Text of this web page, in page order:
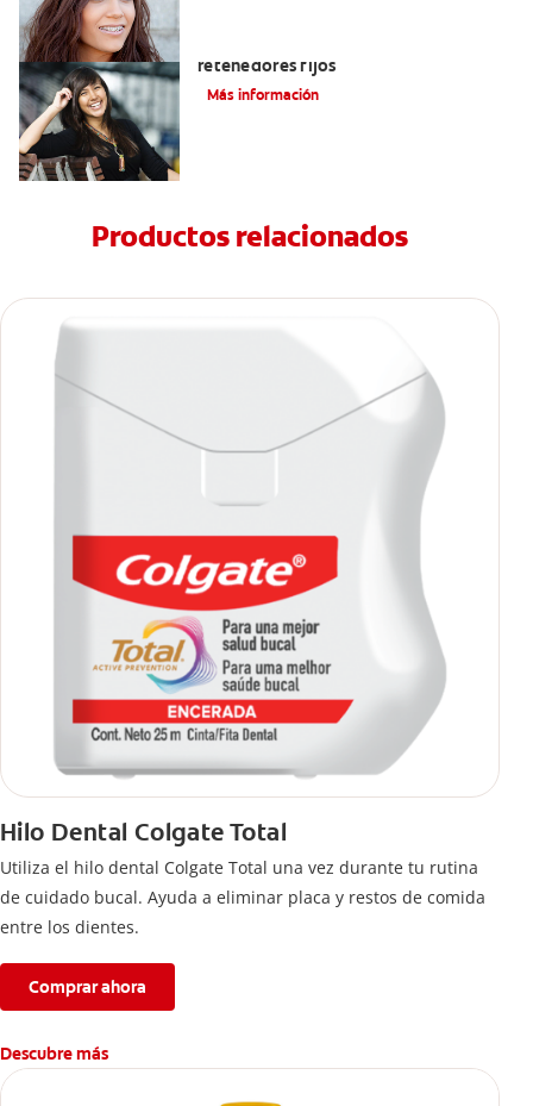
retenedores fijos
Más información
Productos relacionados
Hilo Dental Colgate Total
Utiliza el hilo dental Colgate Total una vez durante tu rutina
de cuidado bucal. Ayuda a eliminar placa y restos de comida
entre los dientes.
Comprar ahora
Descubre más